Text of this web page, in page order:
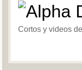
Cortos y videos